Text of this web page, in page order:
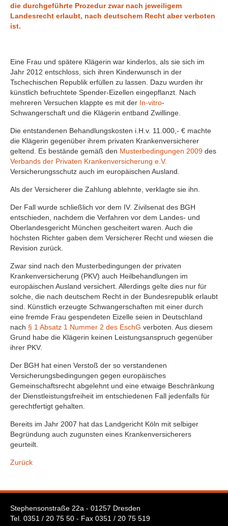
die durchgeführte Prozedur zwar nach jeweiligem
Landesrecht erlaubt, nach deutschem Recht aber verboten
ist.
Eine Frau und spätere Klägerin war kinderlos, als sie sich im
Jahr 2012 entschloss, sich ihren Kinderwunsch in der
Tschechischen Republik erfüllen zu lassen. Dazu wurden ihr
künstlich befruchtete Spender-Eizellen eingepflanzt. Nach
mehreren Versuchen klappte es mit der In-vitro-
Schwangerschaft und die Klägerin entband Zwillinge.
Die entstandenen Behandlungskosten i.H.v. 11.000,- € machte
die Klägerin gegenüber ihrem privaten Krankenversicherer
geltend. Es bestände gemäß den Musterbedingungen 2009 des
Verbands der Privaten Krankenversicherung e.V.
Versicherungsschutz auch im europäischen Ausland.
Als der Versicherer die Zahlung ablehnte, verklagte sie ihn.
Der Fall wurde schließlich vor dem IV. Zivilsenat des BGH
entschieden, nachdem die Verfahren vor dem Landes- und
Oberlandesgericht München gescheitert waren. Auch die
höchsten Richter gaben dem Versicherer Recht und wiesen die
Revision zurück.
Zwar sind nach den Musterbedingungen der privaten
Krankenversicherung (PKV) auch Heilbehandlungen im
europäischen Ausland versichert. Allerdings gelte dies nur für
solche, die nach deutschem Recht in der Bundesrepublik erlaubt
sind. Künstlich erzeugte Schwangerschaften mit einer durch
eine fremde Frau gespendeten Eizelle seien in Deutschland
nach § 1 Absatz 1 Nummer 2 des EschG verboten. Aus diesem
Grund habe die Klägerin keinen Leistungsanspruch gegenüber
ihrer PKV.
Der BGH hat einen Verstoß der so verstandenen
Versicherungsbedingungen gegen europäisches
Gemeinschaftsrecht abgelehnt und eine etwaige Beschränkung
der Dienstleistungsfreiheit im entschiedenen Fall jedenfalls für
gerechtfertigt gehalten.
Bereits im Jahr 2007 hat das Landgericht Köln mit selbiger
Begründung auch zugunsten eines Krankenversicherers
geurteilt.
Zurück
Stephensonstraße 22a - 01257 Dresden
Tel. 0351 / 20 75 50 - Fax 0351 / 20 75 519